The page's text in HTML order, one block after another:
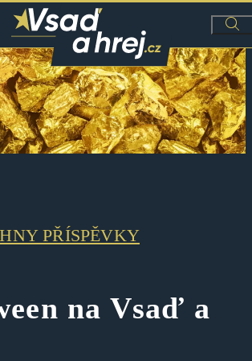
PŘÍSPĚVKY
na Vsaď a